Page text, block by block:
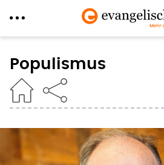
zum
Inhalt
Populismus